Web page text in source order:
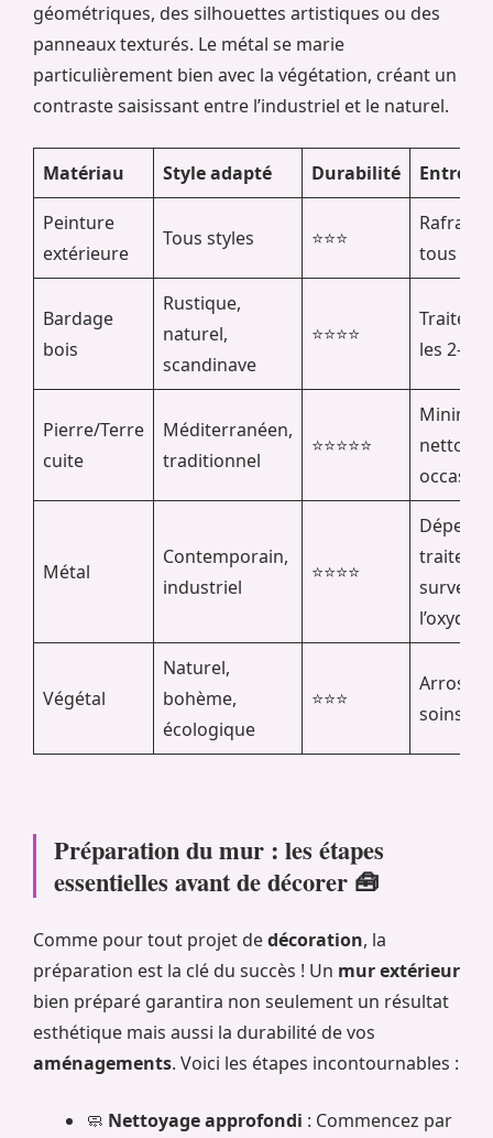
géométriques, des silhouettes artistiques ou des
panneaux texturés. Le métal se marie
particulièrement bien avec la végétation, créant un
contraste saisissant entre l’industriel et le naturel.
Matériau Style adapté Durabilité
Peinture
extérieure
Tous styles ⭐⭐⭐
tous les
Bardage
bois
Rustique,
naturel,
scandinave
⭐⭐⭐⭐
les 2-3
Pierre/Terre
cuite
Méditerranéen,
traditionnel
⭐⭐⭐⭐⭐
Minimal,
Métal
Contemporain,
industriel
⭐⭐⭐⭐
Dépend
Végétal
Naturel,
bohème,
écologique
⭐⭐⭐
soins
Préparation du mur : les étapes
essentielles avant de décorer 🧰
Comme pour tout projet dedécoration, la
préparation est la clé du succès ! Un mur extérieur
bien préparé garantira non seulement un résultat
esthétique mais aussi la durabilité de vos
aménagements. Voici les étapes incontournables :
🧼 Nettoyage approfondi : Commencez par